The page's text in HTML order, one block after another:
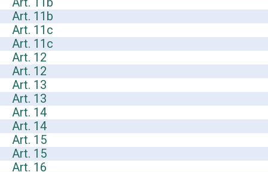
Art. 11b
Art. 11c
Art. 11c
Art. 12
Art. 12
Art. 13
Art. 13
Art. 14
Art. 14
Art. 15
Art. 15
Art. 16